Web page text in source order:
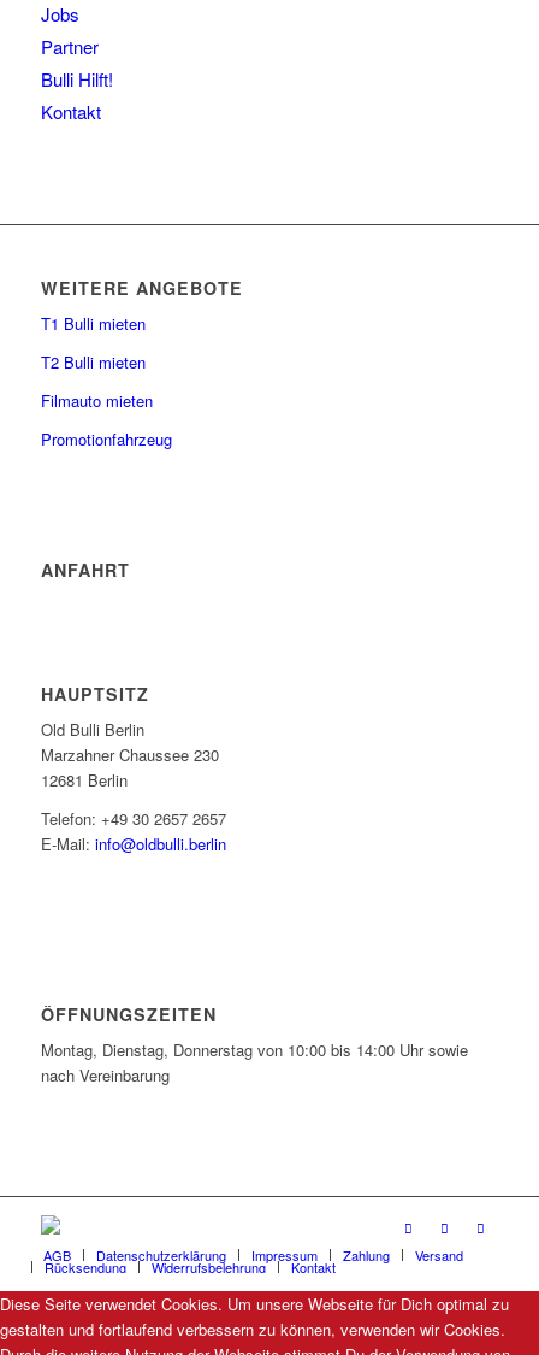
Jobs
Partner
Bulli Hilft!
Kontakt
WEITERE ANGEBOTE
T1 Bulli mieten
T2 Bulli mieten
Filmauto mieten
Promotionfahrzeug
ANFAHRT
HAUPTSITZ
Old Bulli Berlin
Marzahner Chaussee 230
12681 Berlin
Telefon: +49 30 2657 2657
E-Mail: info@oldbulli.berlin
ÖFFNUNGSZEITEN
Montag, Dienstag, Donnerstag von 10:00 bis 14:00 Uhr sowie
nach Vereinbarung
AGB Datenschutzerklärung Impressum Zahlung Versand
Rücksendung Widerrufsbelehrung Kontakt
Diese Seite verwendet Cookies. Um unsere Webseite für Dich optimal zu
gestalten und fortlaufend verbessern zu können, verwenden wir Cookies.